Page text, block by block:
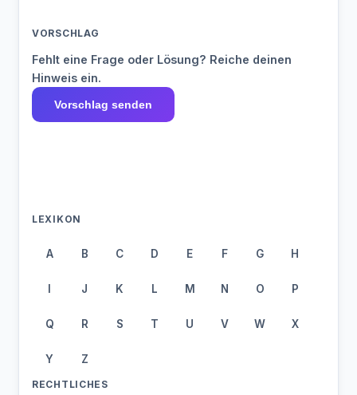
VORSCHLAG
Fehlt eine Frage oder Lösung? Reiche deinen
Hinweis ein.
Vorschlag senden
LEXIKON
A B C D E F G H
I J K L M N O P
Q R S T U V W X
Y Z
RECHTLICHES